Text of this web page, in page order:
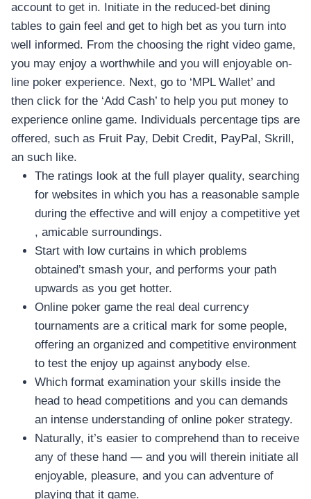
อุปกรณ์เพื่อความบันเทิง
อุปกรณ์เพื่อความบันเทิง
หูฟัง
ลำโพง
โทรทัศน์
account to get in. Initiate in the reduced-bet dining
tables to gain feel and get to high bet as you turn into
well informed. From the choosing the right video game,
you may enjoy a worthwhile and you will enjoyable on-
line poker experience. Next, go to ‘MPL Wallet’ and
then click for the ‘Add Cash’ to help you put money to
experience online game. Individuals percentage tips are
offered, such as Fruit Pay, Debit Credit, PayPal, Skrill,
an such like.
The ratings look at the full player quality, searching
for websites in which you has a reasonable sample
during the effective and will enjoy a competitive yet
, amicable surroundings.
Start with low curtains in which problems
obtained’t smash your, and performs your path
upwards as you get hotter.
Online poker game the real deal currency
tournaments are a critical mark for some people,
offering an organized and competitive environment
to test the enjoy up against anybody else.
Which format examination your skills inside the
head to head competitions and you can demands
an intense understanding of online poker strategy.
Naturally, it’s easier to comprehend than to receive
any of these hand — and you will therein initiate all
enjoyable, pleasure, and you can adventure of
playing that it game.